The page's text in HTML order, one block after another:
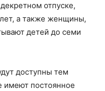
отпуске,
а также женщины,
детей до семи
доступны тем
имеют постоянное